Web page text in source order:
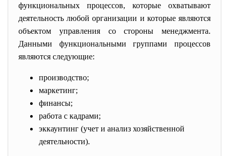
функциональных процессов, которые охватывают
деятельность любой организации и которые являются
объектом управления со стороны менеджмента.
Данными функциональными группами процессов
являются следующие:
производство;
маркетинг;
финансы;
работа с кадрами;
эккаунтинг (учет и анализ хозяйственной
деятельности).